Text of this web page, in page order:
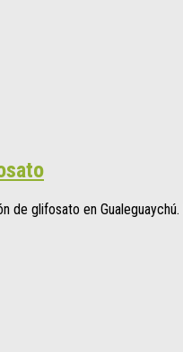
glifosato en Gualeguaychú.